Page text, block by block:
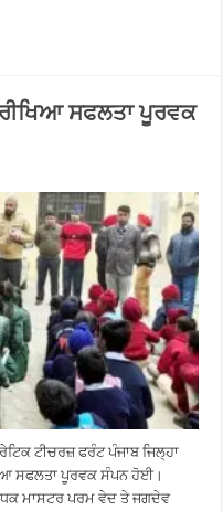
ਸਫਲਤਾ ਪੂਰਵਕ
ਟੀਚਰਜ਼ ਫਰੰਟ ਪੰਜਾਬ ਜਿਲ੍ਹਾ
ਸਫਲਤਾ ਪੂਰਵਕ ਸੰਪਨ ਹੋਈ।
ਮਾਸਟਰ ਪਰਮ ਵੇਦ ਤੇ ਜਗਦੇਵ